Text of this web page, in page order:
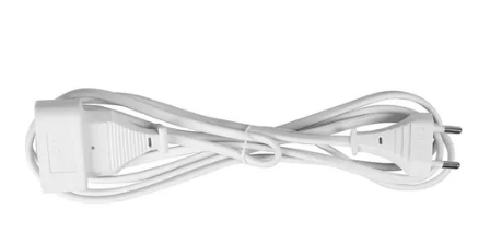
Cuisine et art de la table
Salle de bain et beauté
Zoomer sur l'image